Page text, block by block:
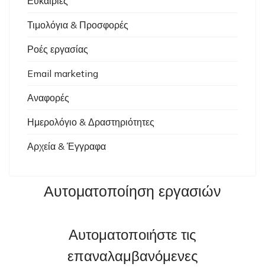
Τιμολόγια & Προσφορές
Ροές εργασίας
Email marketing
Αναφορές
Ημερολόγιο & Δραστηριότητες
Αρχεία & Έγγραφα
Αυτοματοποίηση εργασιών
Αυτοματοποιήστε τις
επαναλαμβανόμενες